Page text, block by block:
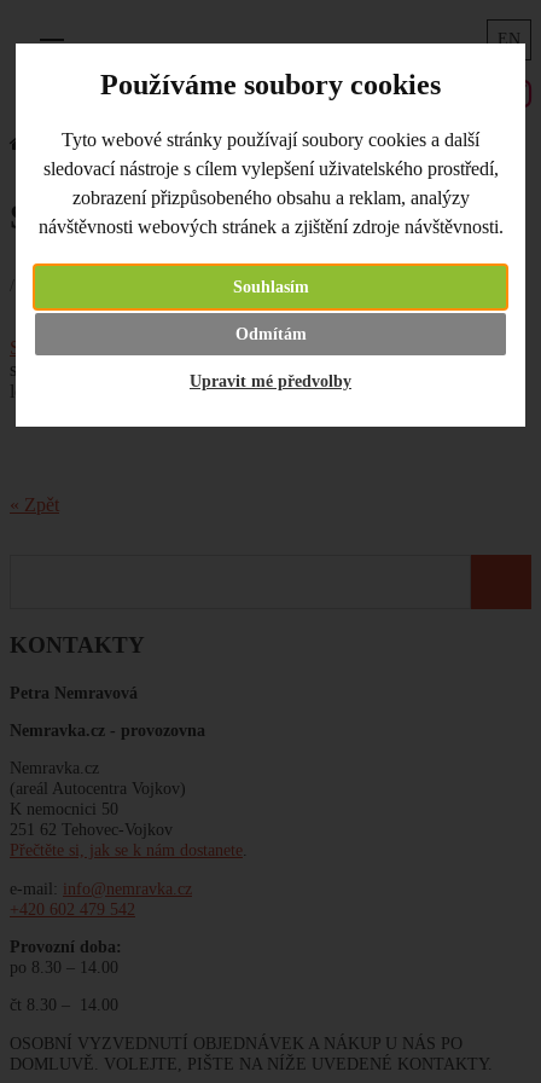
Používáme soubory cookies
Tyto webové stránky používají soubory cookies a další
sledovací nástroje s cílem vylepšení uživatelského prostředí,
zobrazení přizpůsobeného obsahu a reklam, analýzy
návštěvnosti webových stránek a zjištění zdroje návštěvnosti.
Souhlasím
Odmítám
Upravit mé předvolby
EN
KONTAKTY
Petra Nemravová
Nemravka.cz - provozovna
Nemravka.cz
(areál Autocentra Vojkov)
K nemocnici 50
251 62 Tehovec-Vojkov
Přečtěte si, jak se k nám dostanete.
e-mail: info@nemravka.cz
+420 602 479 542
Provozní doba:
po 8.30 – 14.00
čt 8.30 – 14.00
OSOBNÍ VYZVEDNUTÍ OBJEDNÁVEK A NÁKUP U NÁS PO
DOMLUVĚ. VOLEJTE, PIŠTE NA NÍŽE UVEDENÉ KONTAKTY.
Úvodní strana Co je nového Simple Stories nové kolekce
Simple Stories nové kolekce
První letní den a letní novinkové kolekce od
Simple Stories
samolepky, razítka či dekorace. Vše pro vaše letní projekty. Krásný
letní víkend!
« Zpět